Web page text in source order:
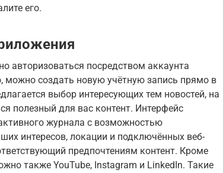
его.
авторизоваться посредством аккаунта
можно создать новую учётную запись прямо в
выбор интересующих тем новостей, на
полезный для вас контент. Интерфейс
журнала с возможностью
интересов, локации и подключённых веб-
предпочтениям контент. Кроме
также YouTube, Instagram и LinkedIn. Такие